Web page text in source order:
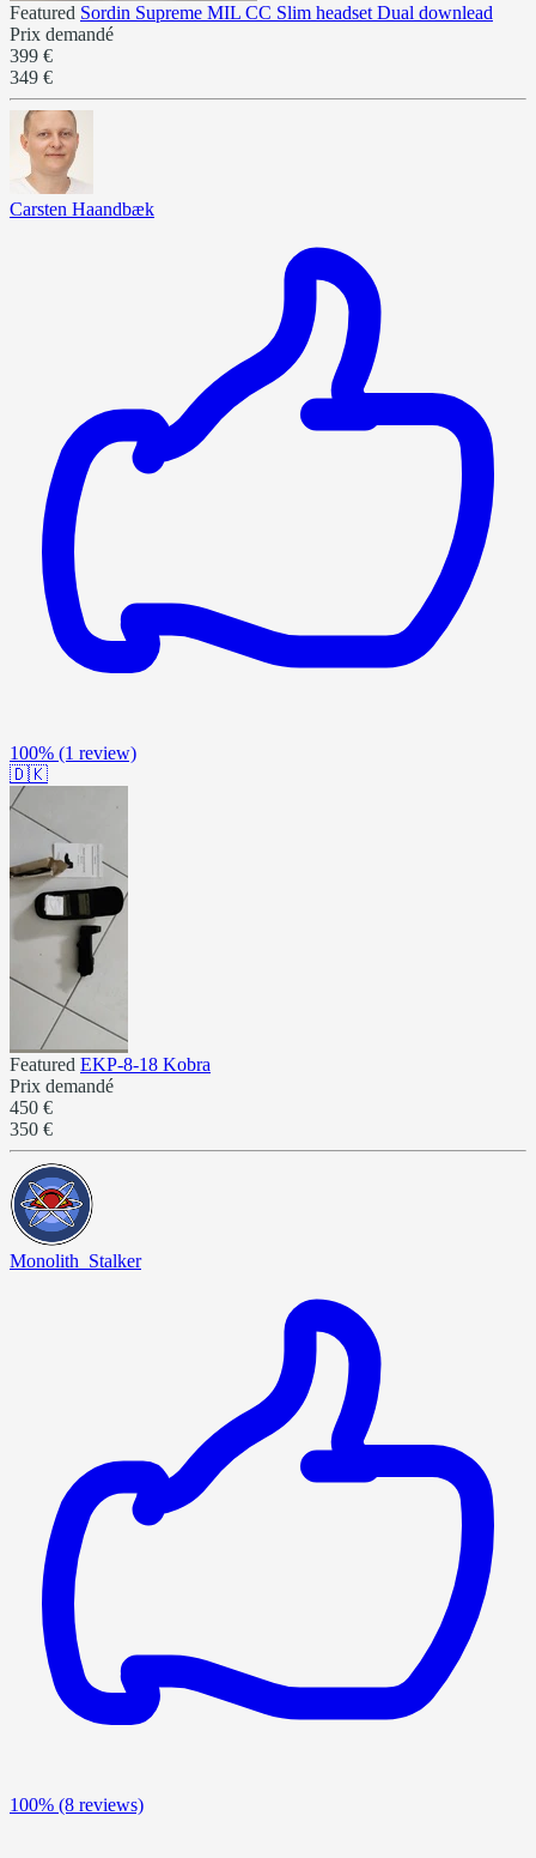
Featured Sordin Supreme MIL CC Slim headset Dual downlead
Prix demandé
399 €
349 €
Carsten Haandbæk
100% (1 review)
🇩🇰
Featured EKP-8-18 Kobra
Prix demandé
450 €
350 €
Monolith_Stalker
100% (8 reviews)